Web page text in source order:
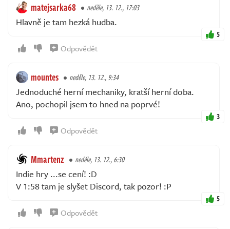
matejsarka68 neděle, 13. 12., 17:03
Hlavně je tam hezká hudba.
5
Odpovědět
mountes neděle, 13. 12., 9:34
Jednoduché herní mechaniky, kratší herní doba.
Ano, pochopil jsem to hned na poprvé!
3
Odpovědět
Mmartenz neděle, 13. 12., 6:30
Indie hry ...se cení! :D
V 1:58 tam je slyšet Discord, tak pozor! :P
5
Odpovědět